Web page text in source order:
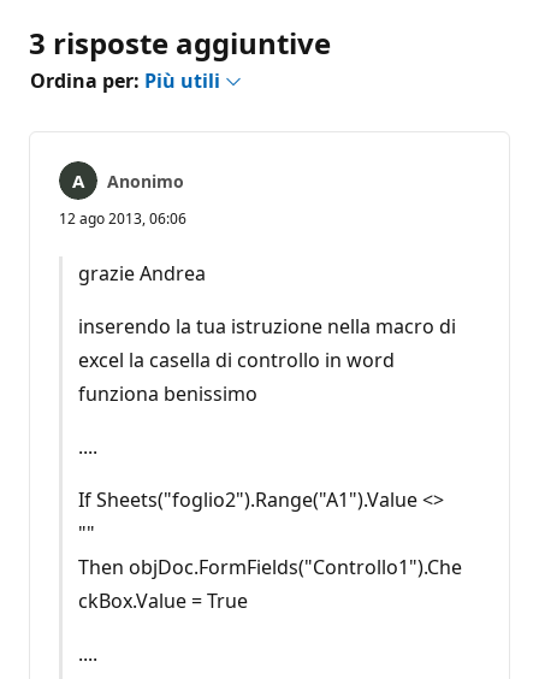
3 risposte aggiuntive
Ordina per: Più utili
Anonimo
12 ago 2013, 06:06
grazie Andrea
inserendo la tua istruzione nella macro di
excel la casella di controllo in word
funziona benissimo
....
If Sheets("foglio2").Range("A1").Value <>
""
Then objDoc.FormFields("Controllo1").Che
ckBox.Value = True
....